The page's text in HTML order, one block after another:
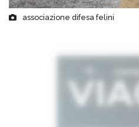
associazione difesa felini